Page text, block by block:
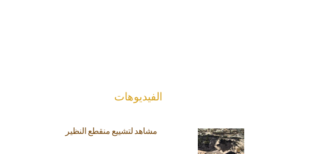
الفیدیوهات
مشاهد لتشييع منقطع النظير